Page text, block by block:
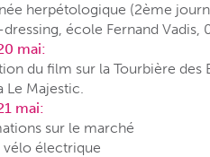
herpétologique (2ème
école Fernand Vadis,
mai:
du film sur la Tourbière des
Le Majestic.
mai:
sur le marché
vélo électrique